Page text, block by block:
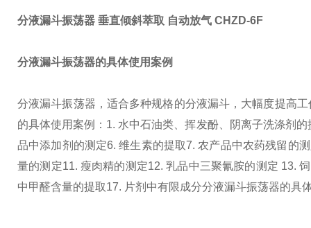
分液漏斗振荡器 垂直倾斜萃取 自动放气 CHZD-6F
分液漏斗振荡器的具体使用案例
分液漏斗振荡器，适合多种规格的分液漏斗，大幅度提高
的具体使用案例： 1. 水中石油类、挥发酚、阴离子洗涤剂的
品中添加剂的测定6. 维生素的提取7. 农产品中农药残留的
量的测定11. 瘦肉精的测定12. 乳品中三聚氰胺的测定 13.
中甲醛含量的提取17. 片剂中有限成分分液漏斗振荡器的具